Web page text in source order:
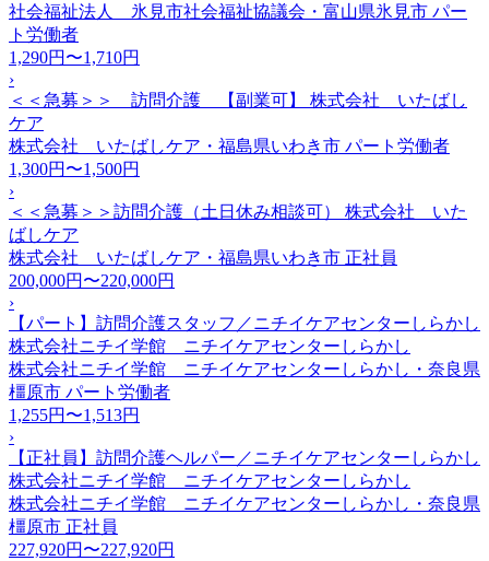
社会福祉法人 氷見市社会福祉協議会・富山県氷見市 パー
ト労働者
1,290円〜1,710円
›
＜＜急募＞＞ 訪問介護 【副業可】 株式会社 いたばし
ケア
株式会社 いたばしケア・福島県いわき市 パート労働者
1,300円〜1,500円
›
＜＜急募＞＞訪問介護（土日休み相談可） 株式会社 いた
ばしケア
株式会社 いたばしケア・福島県いわき市 正社員
200,000円〜220,000円
›
【パート】訪問介護スタッフ／ニチイケアセンターしらかし
株式会社ニチイ学館 ニチイケアセンターしらかし
株式会社ニチイ学館 ニチイケアセンターしらかし・奈良県
橿原市 パート労働者
1,255円〜1,513円
›
【正社員】訪問介護ヘルパー／ニチイケアセンターしらかし
株式会社ニチイ学館 ニチイケアセンターしらかし
株式会社ニチイ学館 ニチイケアセンターしらかし・奈良県
橿原市 正社員
227,920円〜227,920円